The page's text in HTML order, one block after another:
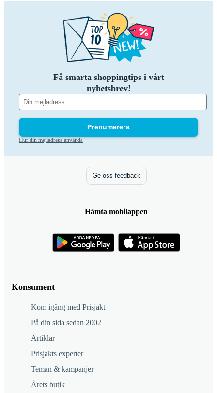
Få smarta shoppingtips i vårt
nyhetsbrev!
Prenumerera
Hur din mejladress används
Konsument
Kom igång med Prisjakt
På din sida sedan 2002
Artiklar
Prisjakts experter
Teman & kampanjer
Årets butik
Ge oss feedback
Hämta mobilappen